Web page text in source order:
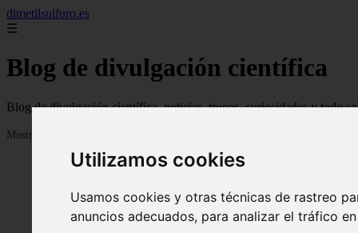
Utilizamos cookies
Usamos cookies y otras técnicas de rastreo
anuncios adecuados, para analizar el tráfico
dimetilsulfuro.es
☰
Blog de divulgación científica
Blog de divulgación científica, noticias, trucos, curiosidades y todo
Mostrando 1 - 24 de 907 artículos